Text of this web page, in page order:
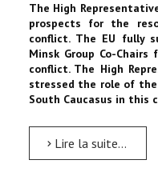
The High
prospects for the
conflict. The EU fully
Minsk Group Co-
conflict. The High
stressed the role of
South Caucasus in this
Lire la suite...